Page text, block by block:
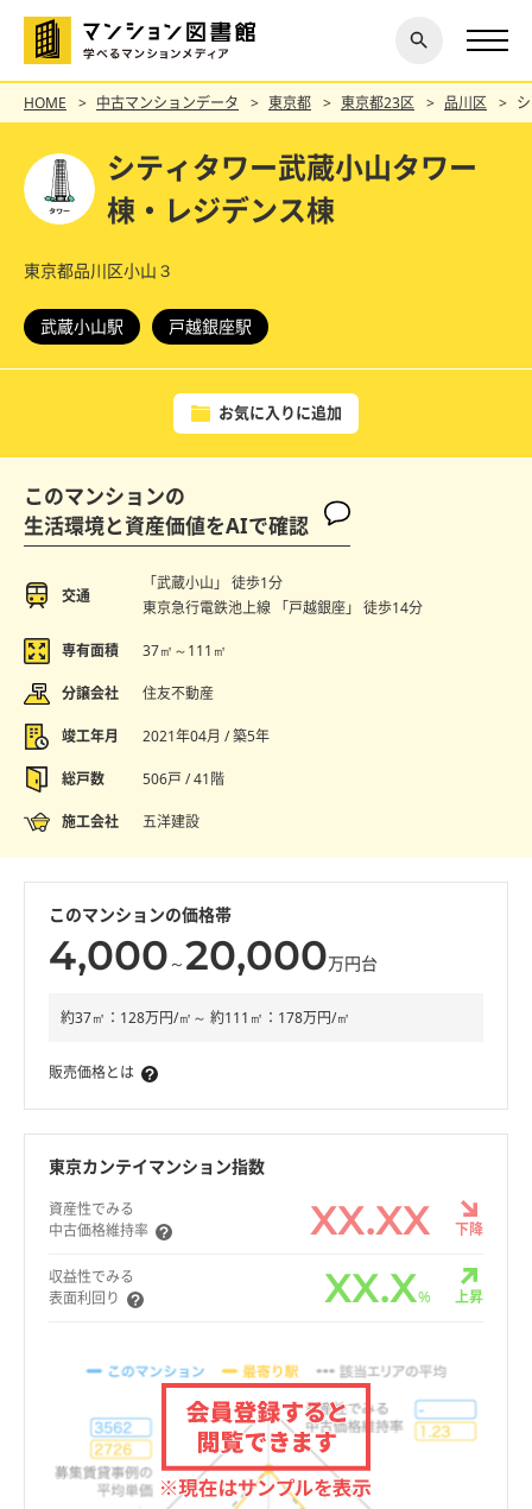
探す
閉じ
る
HOME 中古マンションデータ 東京都 東京都23区 品川区
シティタワー武蔵小山タワー
棟・レジデンス棟
東京都品川区小山３
武蔵小山駅 戸越銀座駅
お気に入りに追加
このマンションの
生活環境と資産価値をAIで確認
交通
「武蔵小山」 徒歩1分
東京急行電鉄池上線 「戸越銀座」 徒歩14分
専有面積 37㎡～111㎡
分譲会社 住友不動産
竣工年月 2021年04月 / 築5年
総戸数 506戸 / 41階
施工会社 五洋建設
このマンションの価格帯
4,000 ～20,000万円台
約37㎡：128万円/㎡～ 約111㎡：178万円/㎡
販売価格とは
東京カンテイマンション指数
資産性でみる
中古価格維持率
XX.XX 下降
収益性でみる
表面利回り
XX.X% 上昇